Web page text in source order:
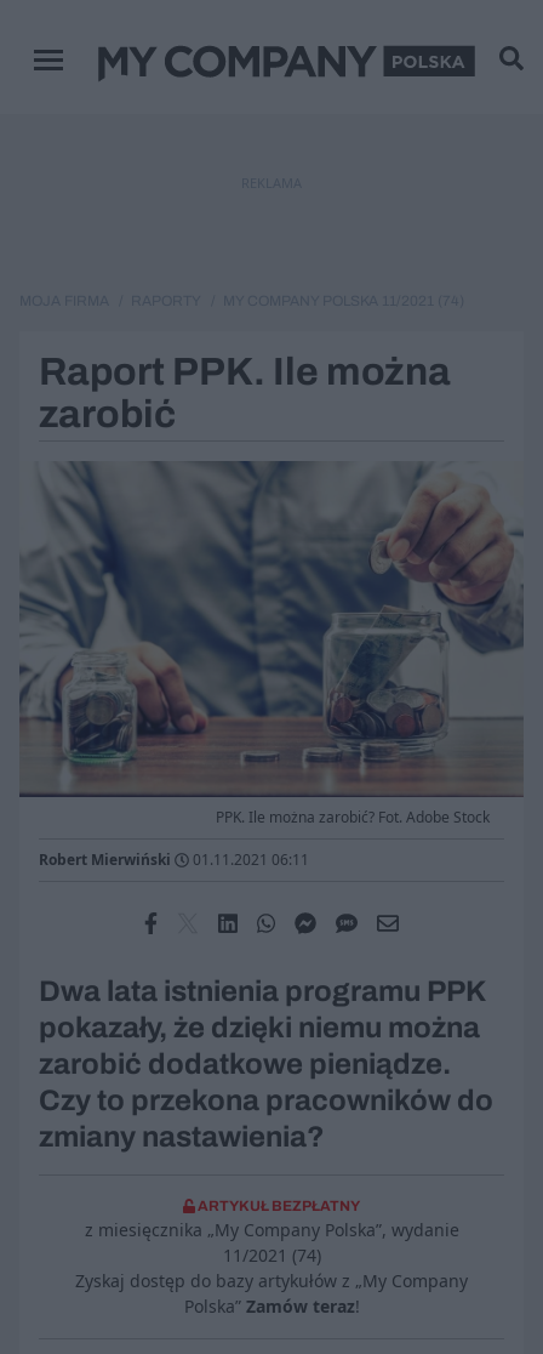
Menu główne
Raport PPK. Ile można
zarobić
PPK. Ile można zarobić? Fot. Adobe Stock
Robert Mierwiński 01.11.2021 06:11
Dwa lata istnienia programu PPK
pokazały, że dzięki niemu można
zarobić dodatkowe pieniądze.
Czy to przekona pracowników do
zmiany nastawienia?
ARTYKUŁ BEZPŁATNY
z miesięcznika „My Company Polska”, wydanie
11/2021 (74)
Zyskaj dostęp do bazy artykułów z „My Company
Polska” Zamów teraz!